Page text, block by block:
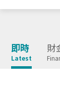
即時
Latest
財